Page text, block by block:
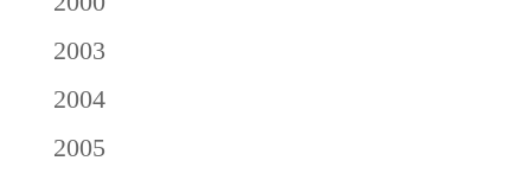
2003
2004
2005